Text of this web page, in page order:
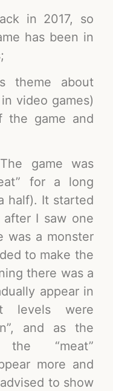
in 2017, so
has been in
theme about
video games)
the game and
game was
for a long
half). It started
I saw one
was a monster
to make the
there was a
appear in
levels were
and as the
the “meat”
more and
to show